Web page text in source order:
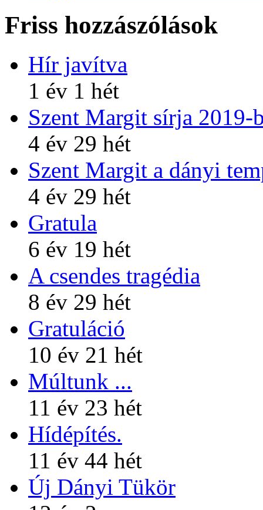
Friss hozzászólások
Hír javítva
1 év 1 hét
Szent Margit sírja 2019-
4 év 29 hét
Szent Margit a dányi
4 év 29 hét
Gratula
6 év 19 hét
A csendes tragédia
8 év 29 hét
Gratuláció
10 év 21 hét
Múltunk ...
11 év 23 hét
Hídépítés.
11 év 44 hét
Új Dányi Tükör